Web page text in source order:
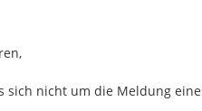
sich nicht um die Meldung